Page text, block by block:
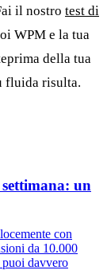
il nostro test di
WPM e la tua
della tua
fluida risulta.
un
con
da 10.000
davvero